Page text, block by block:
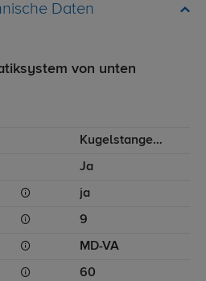
Daten
von unten
Kugelstange von unten gesteckt
Ja
ja
9
MD-VA
60